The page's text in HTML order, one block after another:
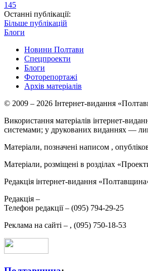
145
Останні публікації:
Більше публікацій
Блоги
Новини Полтави
Спецпроекти
Блоги
Фоторепортажі
Архів матеріалів
© 2009 – 2026 Інтернет-видання
Використання матеріалів інтернет-
системами; у друкованих виданнях —
Матеріали, позначені написом ,
Матеріали, розміщені в розділах
Редакція інтернет-видання
Редакція –
Телефон редакції – (095) 794-29-25
Реклама на сайті – , (095) 750-18-53